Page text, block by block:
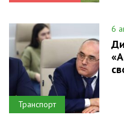
Транспорт
6